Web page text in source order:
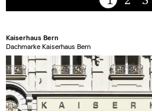
Kaiserhaus Bern
Dachmarke Kaiserhaus Bern